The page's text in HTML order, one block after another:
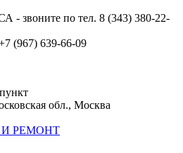
- звоните по тел. 8 (343) 380-22-
(967) 639-66-09
обл., Москва
И РЕМОНТ